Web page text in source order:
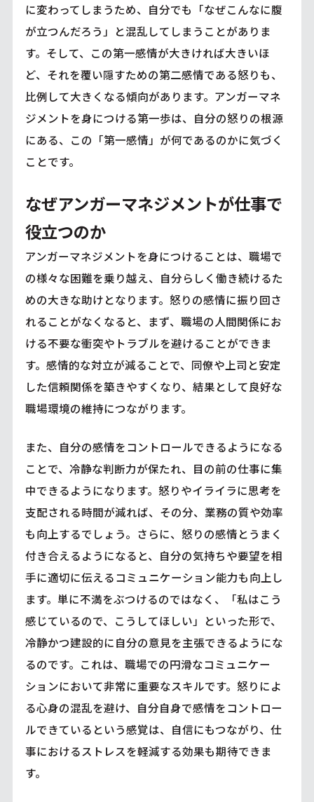
に変わってしまうため、自分でも「なぜこんなに腹
が立つんだろう」と混乱してしまうことがありま
す。そして、この第一感情が大きければ大きいほ
ど、それを覆い隠すための第二感情である怒りも、
比例して大きくなる傾向があります。アンガーマネ
ジメントを身につける第一歩は、自分の怒りの根源
にある、この「第一感情」が何であるのかに気づく
ことです。
なぜアンガーマネジメントが仕事で
役立つのか
アンガーマネジメントを身につけることは、職場で
の様々な困難を乗り越え、自分らしく働き続けるた
めの大きな助けとなります。怒りの感情に振り回さ
れることがなくなると、まず、職場の人間関係にお
ける不要な衝突やトラブルを避けることができま
す。感情的な対立が減ることで、同僚や上司と安定
した信頼関係を築きやすくなり、結果として良好な
職場環境の維持につながります。
また、自分の感情をコントロールできるようになる
ことで、冷静な判断力が保たれ、目の前の仕事に集
中できるようになります。怒りやイライラに思考を
支配される時間が減れば、その分、業務の質や効率
も向上するでしょう。さらに、怒りの感情とうまく
付き合えるようになると、自分の気持ちや要望を相
手に適切に伝えるコミュニケーション能力も向上し
ます。単に不満をぶつけるのではなく、「私はこう
感じているので、こうしてほしい」といった形で、
冷静かつ建設的に自分の意見を主張できるようにな
るのです。これは、職場での円滑なコミュニケー
ションにおいて非常に重要なスキルです。怒りによ
る心身の混乱を避け、自分自身で感情をコントロー
ルできているという感覚は、自信にもつながり、仕
事におけるストレスを軽減する効果も期待できま
す。